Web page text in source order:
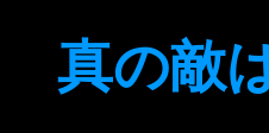
真の敵